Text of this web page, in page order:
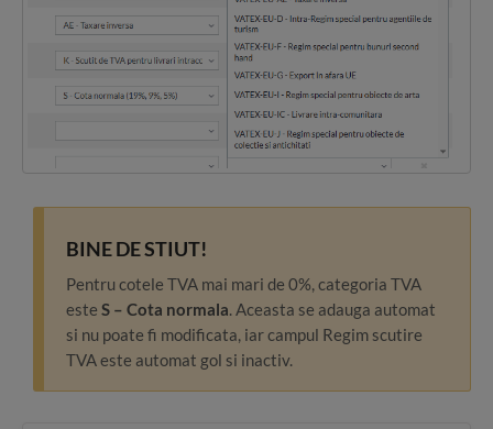
BINE DE STIUT!
Pentru cotele TVA mai mari de 0%, categoria TVA
este S – Cota normala. Aceasta se adauga automat
si nu poate fi modificata, iar campul Regim scutire
TVA este automat gol si inactiv.